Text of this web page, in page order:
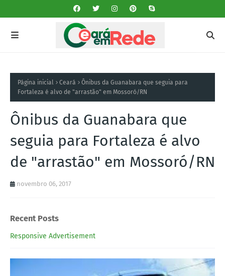
Página inicial Ceará
Ônibus da Guanabara que seguia para
Fortaleza é alvo de "arrastão" em Mossoró/RN
Ônibus da Guanabara que
seguia para Fortaleza é alvo
de "arrastão" em Mossoró/RN
novembro 06, 2017
Recent Posts
Responsive Advertisement